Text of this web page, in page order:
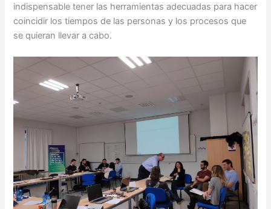
indispensable tener las herramientas adecuadas para hacer
coincidir los tiempos de las personas y los procesos que
se quieran llevar a cabo.